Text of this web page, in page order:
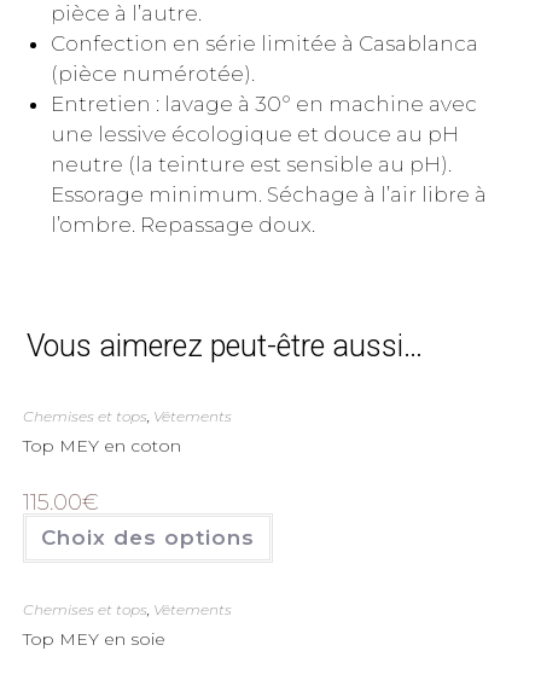
pièce à l’autre.
Confection en série limitée à Casablanca
(pièce numérotée).
Entretien : lavage à 30° en machine avec
une lessive écologique et douce au pH
neutre (la teinture est sensible au pH).
Essorage minimum. Séchage à l’air libre à
l’ombre. Repassage doux.
Vous aimerez peut-être aussi…
Chemises et tops, Vêtements
Top MEY en coton
115.00€
Choix des options
Chemises et tops Vêtements
Top MEY en soie